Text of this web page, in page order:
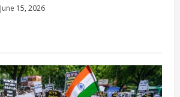
June 15, 2026